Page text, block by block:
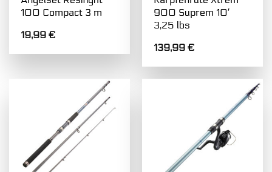
100 Compact 3 m
19,99€
900 Suprem 10′
3,25 lbs
139,99€